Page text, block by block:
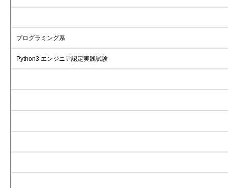
プログラミング系
Python3 エンジニア認定実践試験